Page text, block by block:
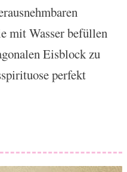
mit Wasser befüllen
Eisblock zu
perfekt